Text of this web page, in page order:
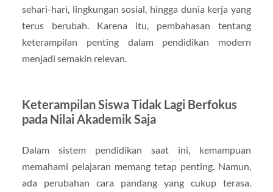
sehari-hari, lingkungan sosial, hingga dunia kerja yang
terus berubah. Karena itu, pembahasan tentang
keterampilan penting dalam pendidikan modern
menjadi semakin relevan.
Keterampilan Siswa Tidak Lagi Berfokus
pada Nilai Akademik Saja
Dalam sistem pendidikan saat ini, kemampuan
memahami pelajaran memang tetap penting. Namun,
ada perubahan cara pandang yang cukup terasa.